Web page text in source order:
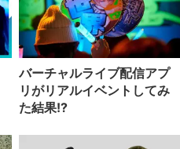
バーチャルライブ配信アプ
リがリアルイベントしてみ
た結果!?